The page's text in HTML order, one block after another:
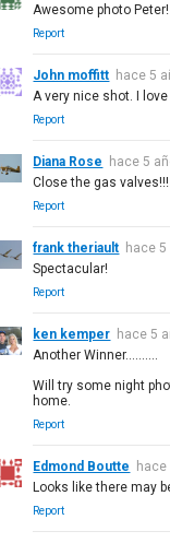
Awesome photo Peter!
Report
John moffitt hace 5
A very nice shot. I
Report
Diana Rose
hace 5
Close the gas valves!!!
Report
frank theriault hace 5
Spectacular!
Report
ken kemper hace 5
Another Winner..........
Will try some night
home.
Report
Edmond Boutte
hace
Looks like there may
Report